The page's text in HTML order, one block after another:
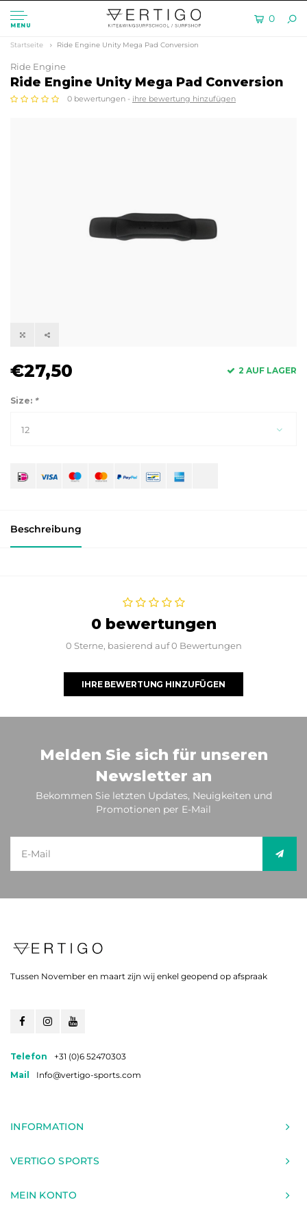
MENU
0
Startseite Ride Engine Unity Mega Pad Conversion
Ride Engine
Ride Engine Unity Mega Pad Conversion
0 bewertungen - ihre bewertung hinzufügen
€27,50 2 AUF LAGER
Size: *
12
Beschreibung
0 bewertungen
0 Sterne, basierend auf 0 Bewertungen
IHRE BEWERTUNG HINZUFÜGEN
Melden Sie sich für unseren
Newsletter an
Bekommen Sie letzten Updates, Neuigkeiten und
Promotionen per E-Mail
Tussen November en maart zijn wij enkel geopend op afspraak
Telefon
+31 (0)6 52470303
Mail
Info@vertigo-sports.com
INFORMATION
VERTIGO SPORTS
MEIN KONTO